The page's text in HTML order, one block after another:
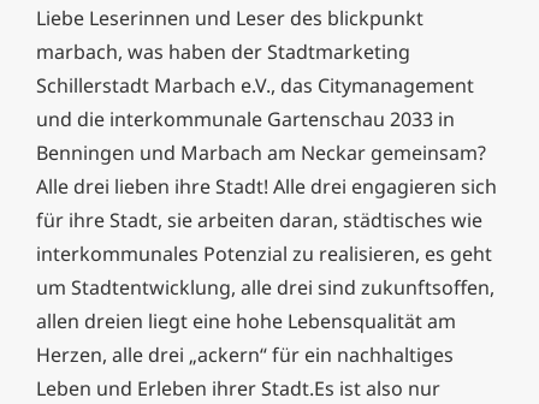
Liebe Leserinnen und Leser des blickpunkt
marbach, was haben der Stadtmarketing
Schillerstadt Marbach e.V., das Citymanagement
und die interkommunale Gartenschau 2033 in
Benningen und Marbach am Neckar gemeinsam?
Alle drei lieben ihre Stadt! Alle drei engagieren sich
für ihre Stadt, sie arbeiten daran, städtisches wie
interkommunales Potenzial zu realisieren, es geht
um Stadtentwicklung, alle drei sind zukunftsoffen,
allen dreien liegt eine hohe Lebensqualität am
Herzen, alle drei „ackern“ für ein nachhaltiges
Leben und Erleben ihrer Stadt.Es ist also nur